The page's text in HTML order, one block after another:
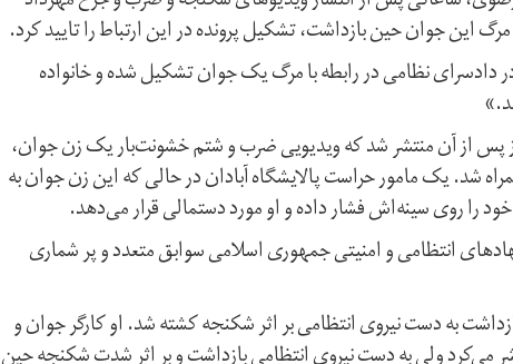
این جوان حین بازداشت، تشکیل پرونده در این ارتباط را تایید کرد.
نظامی در رابطه با مرگ یک جوان تشکیل شده و خانواده
از آن منتشر شد که ویدیویی ضرب و شتم خشونت‌بار یک زن جوان،
شد. یک مامور حراست پالایشگاه آبادان در حالی که این زن جوان به
را روی سینه‌اش فشار داده و او مورد دستمالی قرار می‌دهد.
انتظامی و امنیتی جمهوری اسلامی سوابق متعدد و پر شماری
به دست نیروی انتظامی بر اثر شکنجه کشته شد. او کارگر جوان و